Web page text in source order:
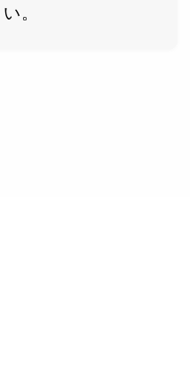
。